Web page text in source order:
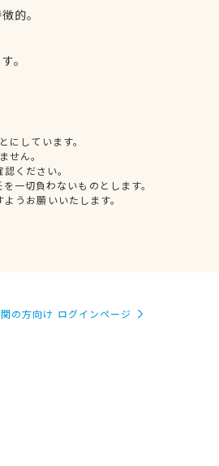
的。
。
しています。
せん。
ください。
一切負わないものとします。
うお願いいたします。
の方向け ログインページ